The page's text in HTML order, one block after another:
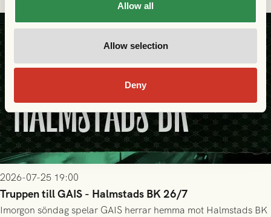
Allow all
Allow selection
Deny
2026-07-25 19:00
Truppen till GAIS - Halmstads BK 26/7
Imorgon söndag spelar GAIS herrar hemma mot Halmstads BK